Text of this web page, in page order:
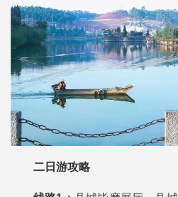
二日游攻略